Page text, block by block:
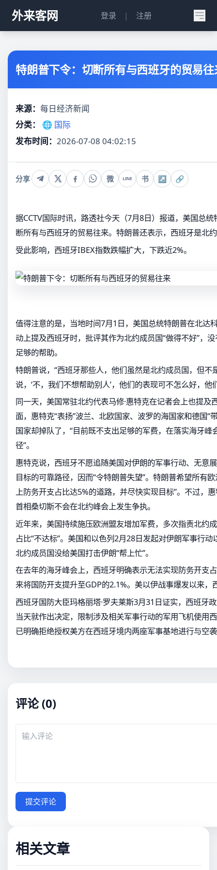
外来客网 登录 | 注册
特朗普下令：切断所有与西班牙的贸易往
来源： 每日经济新闻
分类：
🌐 国际
发布时间： 2026-07-08 04:02:15
分享 微 LINE 书 ↗ 🔗
据CCTV国际时讯，路透社今天（7月8日）报道，美国总
断所有与西班牙的贸易往来。特朗普还表示，西班牙是北
受此影响，西班牙IBEX指数跌幅扩大，下跌近2%。
值得注意的是，当地时间7月1日，美国总统特朗普在北达
动上提及西班牙时，批评其作为北约成员国“做得不好”，
足够的帮助。
特朗普说，“西班牙那些人，他们虽然是北约成员国，但不
说，‘不，我们不想帮助别人’，他们的表现可不怎么好，他
同一天，美国常驻北约代表马修·惠特克在记者会上也提及
面，惠特克“表扬”波兰、北欧国家、波罗的海国家和德国“
国家却掉队了，“目前既不支出足够的军费，在落实海牙峰
径”。
惠特克说，西班牙不愿追随美国对伊朗的军事行动、无意
目标的可靠路径，因而“令特朗普失望”。特朗普希望所有
上防务开支占比达5%的道路，并尽快实现目标”。不过，
首相桑切斯不会在北约峰会上发生争执。
近年来，美国持续施压欧洲盟友增加军费，多次指责北约
占比“不达标”。美国和以色列2月28日发起对伊朗军事行
北约成员国没给美国打击伊朗“帮上忙”。
在去年的海牙峰会上，西班牙明确表示无法实现防务开支
来将国防开支提升至GDP的2.1%。美以伊战事爆发以来，
西班牙国防大臣玛格丽塔·罗夫莱斯3月31日证实，西班牙
当天就作出决定，限制涉及相关军事行动的军用飞机使用
已明确拒绝授权美方在西班牙境内两座军事基地进行与空
评论 (0)
提交评论
相关文章